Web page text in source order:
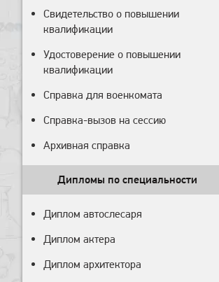
Свидетельство о повышении
квалификации
Удостоверение о повышении
квалификации
Справка для военкомата
Справка-вызов на сессию
Архивная справка
Дипломы по специальности
Диплом автослесаря
Диплом актера
Диплом архитектора